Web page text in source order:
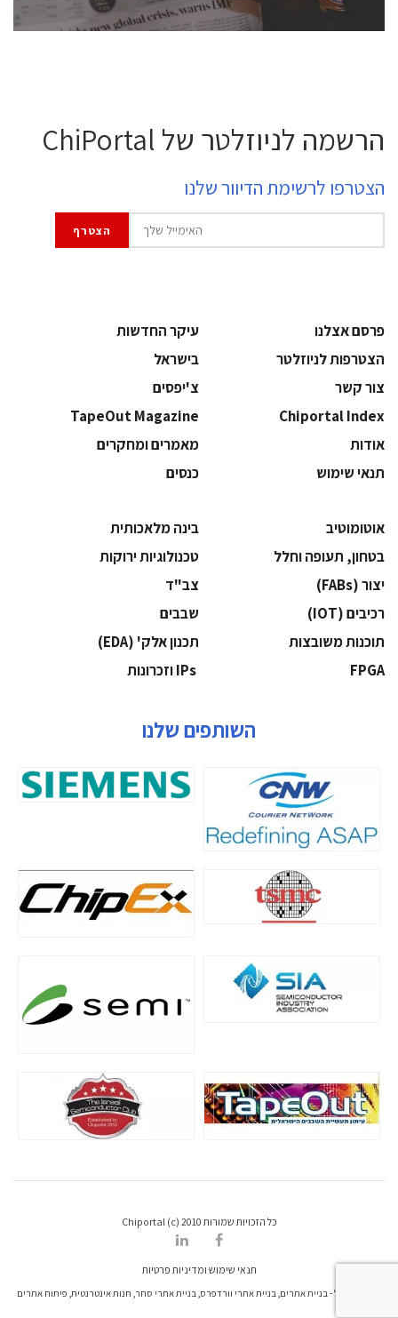
הרשמה לניוזלטר של ChiPortal
הצטרפו לרשימת הדיוור שלנו
פרסם אצלנו
עיקר החדשות
הצטרפות לניוזלטר
בישראל
צור קשר
צ'יפסים
Chiportal Index
TapeOut Magazine
אודות
מאמרים ומחקרים
תנאי שימוש
כנסים
אוטומוטיב
בינה מלאכותית
בטחון, תעופה וחלל
‫טכנולוגיות ירוקות‬
‫יצור (‪(FABs‬‬
‫צב"ד‬
‫רכיבים‬ (IOT)
‫שבבים‬
‫תוכנות משובצות‬
‫תכנון אלק' (‪(EDA‬‬
‫‪FPGA‬‬
השותפים שלנו
כל הזכויות שמורות Chiportal (c) 2010
תנאי שימוש ומדיניות פרטיות
דרונט דיגיטל - בניית אתרים, בניית אתרי וורדפרס, בניית אתרי סחר, חנות אינטרנטית, פיתוח אתרים